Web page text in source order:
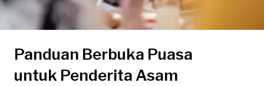
Panduan Berbuka Puasa
untuk Penderita Asam